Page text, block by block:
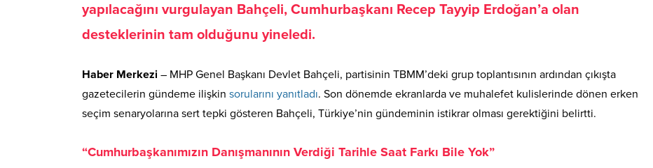
yapılacağını vurgulayan Bahçeli, Cumhurbaşkanı Recep Tayyip Erdoğan’a olan
desteklerinin tam olduğunu yineledi.
Haber Merkezi – MHP Genel Başkanı Devlet Bahçeli, partisinin TBMM’deki grup toplantısının ardından çıkışta
gazetecilerin gündeme ilişkin sorularını yanıtladı. Son dönemde ekranlarda ve muhalefet kulislerinde dönen erken
seçim senaryolarına sert tepki gösteren Bahçeli, Türkiye’nin gündeminin istikrar olması gerektiğini belirtti.
“Cumhurbaşkanımızın Danışmanının Verdiği Tarihle Saat Farkı Bile Yok”